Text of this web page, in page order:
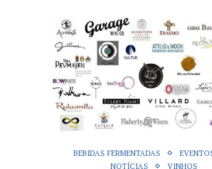
BEBIDAS FERMENTADAS
NOTÍCIAS
VINHOS